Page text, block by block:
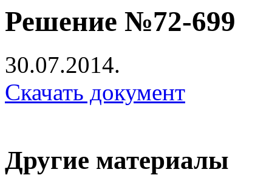
Решение №72-699
30.07.2014.
Скачать документ
Другие материалы